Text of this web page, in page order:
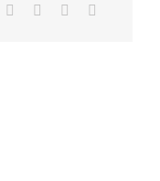
Facebook
Twitter
Reddit